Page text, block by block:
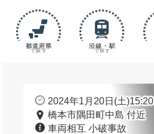
都道府県
で探す
沿線・駅
で探す
2024年1月20日(土)15:20
橋本市隅田町中島 付近
車両相互 小破事故